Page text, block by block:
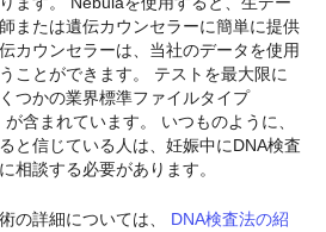
または遺伝カウンセラーに簡単に提供
カウンセラーは、当社のデータを使用
ことができます。 テストを最大限に
つかの業界標準ファイルタイプ
が含まれています。 いつものように、
と信じている人は、妊娠中にDNA検査
相談する必要があります。
の詳細については、
DNA検査法の紹